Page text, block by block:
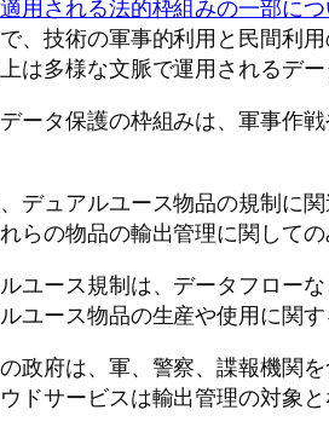
用される法的枠組みの一部に
、技術の軍事的利用と民間利
は多様な文脈で運用されるデ
ータ保護の枠組みは、軍事作
デュアルユース物品の規制に関
らの物品の輸出管理に関しての
ユース規制は、データフロー
ユース物品の生産や使用に関
政府は、軍、警察、諜報機関
ドサービスは輸出管理の対象と